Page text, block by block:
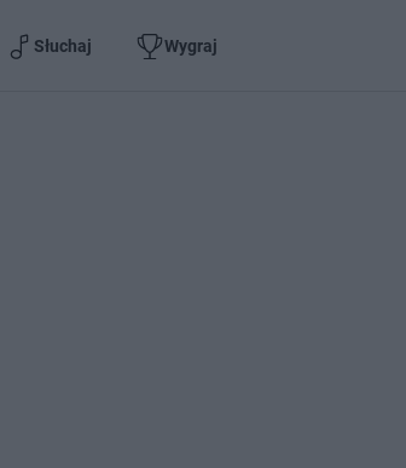
Słuchaj Wygraj